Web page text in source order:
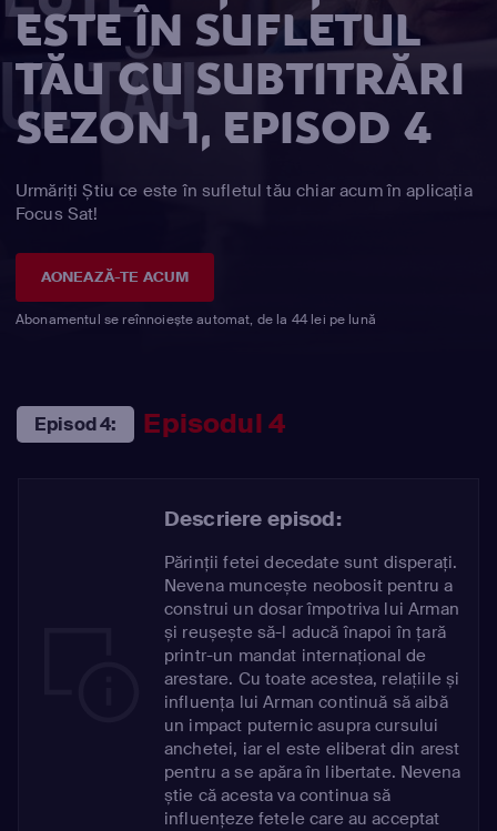
ESTE ÎN SUFLETUL
TĂU CU SUBTITRĂRI
SEZON 1, EPISOD 4
Urmăriți Știu ce este în sufletul tău chiar acum în aplicația
Focus Sat!
AONEAZĂ-TE ACUM
Abonamentul se reînnoiește automat, de la 44 lei pe lună
Episod 4: Episodul 4
Descriere episod:
Părinții fetei decedate sunt disperați.
Nevena muncește neobosit pentru a
construi un dosar împotriva lui Arman
și reușește să-l aducă înapoi în țară
printr-un mandat internațional de
arestare. Cu toate acestea, relațiile și
influența lui Arman continuă să aibă
un impact puternic asupra cursului
anchetei, iar el este eliberat din arest
pentru a se apăra în libertate. Nevena
știe că acesta va continua să
influențeze fetele care au acceptat